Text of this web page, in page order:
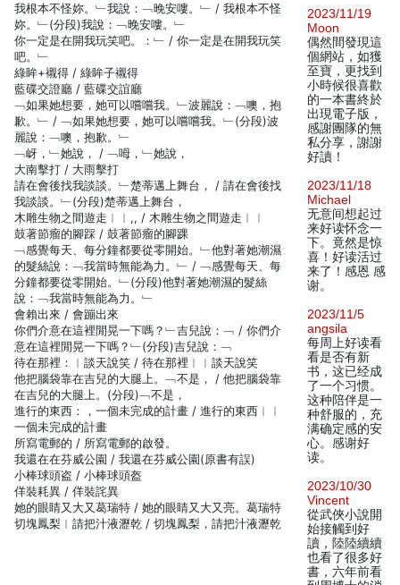
我根本不怪妳。﹂我說：﹁晚安嘍。﹂ / 我根本不怪
妳。﹂(分段)我說：﹁晚安嘍。﹂
你一定是在開我玩笑吧。：﹂ / 你一定是在開我玩笑
吧。﹂
綠眸+襯得 / 綠眸子襯得
藍碟交證廳 / 藍碟交誼廳
﹁如果她想要，她可以嚐嚐我。﹂波麗說：﹁噢，抱
歉。﹂ / ﹁如果她想要，她可以嚐嚐我。﹂(分段)波
麗說：﹁噢，抱歉。﹂
﹁岈，﹂她說， / ﹁呣，﹂她說，
大南擊打 / 大雨擊打
請在會後找我談談。﹂楚蒂邁上舞台， / 請在會後找
我談談。﹂(分段)楚蒂邁上舞台，
木雕生物之間遊走︱︱,, / 木雕生物之間遊走︱︱
鼓著節瘤的腳踩 / 鼓著節瘤的腳踝
﹁感覺每天、每分鐘都要從零開始。﹂他對著她潮濕
的髮絲說：﹁我當時無能為力。﹂ / ﹁感覺每天、每
分鐘都要從零開始。﹂(分段)他對著她潮濕的髮絲
說：﹁我當時無能為力。﹂
會賴出來 / 會蹦出來
你們介意在這裡閒晃一下嗎？﹂吉兒說：﹁ / 你們介
意在這裡閒晃一下嗎？﹂(分段)吉兒說：﹁
待在那裡：︱談天說笑 / 待在那裡︱︱談天說笑
他把腦袋靠在吉兒的大腿上。﹁不是， / 他把腦袋靠
在吉兒的大腿上。(分段)﹁不是，
進行的東西：，一個未完成的計畫 / 進行的東西︱︱
一個未完成的計畫
所寫電郵的 / 所寫電郵的啟發。
我還在在芬威公園 / 我還在芬威公園(原書有誤)
小棒球頭盗 / 小棒球頭盔
佯裝耗異 / 佯裝詫異
她的眼睛又大又葛瑞特 / 她的眼睛又大又亮。葛瑞特
切塊鳳梨︱請把汁液瀝乾 / 切塊鳳梨，請把汁液瀝乾
2023/11/19
Moon
偶然間發現這
個網站，如獲
至寶，更找到
小時候很喜歡
的一本書終於
出現電子版，
感謝團隊的無
私分享，謝謝
好讀！
2023/11/18
Michael
无意间想起过
来好读怀念一
下。竟然是惊
喜！好读活过
来了！感恩 感
谢。
2023/11/5
angsila
每周上好读看
看是否有新
书，这已经成
了一个习惯。
这种陪伴是一
种舒服的，充
满确定感的安
心。感谢好
读。
2023/10/30
Vincent
從武俠小說開
始接觸到好
讀，陸陸續續
也看了很多好
書，六年前看